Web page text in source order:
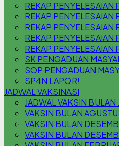
REKAP PENYELESAIAN
REKAP
REKAP PENYELESAIAN
REKAP
REKAP
SK PENGADUAN
SOP PENGADUAN
SP4N LAPOR!
JADWAL VAKSINASI
JADWAL VAKSIN
VAKSIN BULAN
VAKSIN BULAN
VAKSIN BULAN